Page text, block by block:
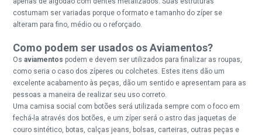
costumam ser variadas porque o formato e tamanho do zíper se
alteram para fino, médio ou o reforçado.
Como podem ser usados os Aviamentos?
Osaviamentos podem e devem ser utilizados para finalizar as roupas,
como seria o caso dos zíperes ou colchetes. Estes itens dão um
excelente acabamento às peças, dão um sentido e apresentam para as
pessoas a maneira de realizar seu uso correto.
Uma camisa social com botões será utilizada sempre com o foco em
fechá-la através dos botões, e um zíper será o astro das jaquetas de
couro sintético, botas, calças jeans, bolsas, carteiras, outras peças e